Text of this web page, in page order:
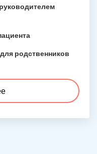
родственников